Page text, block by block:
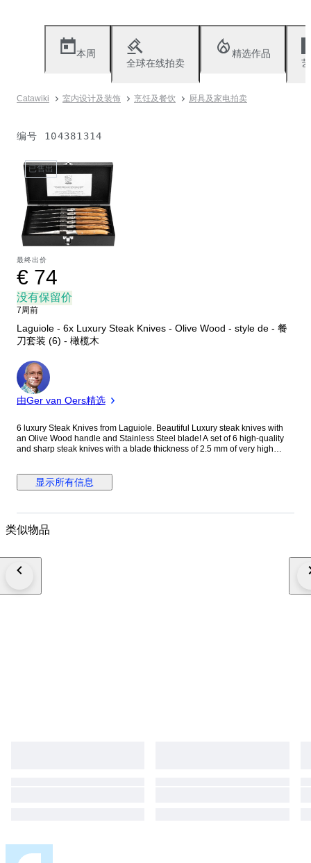
本周
全球在线拍卖
精选作品
Catawiki 室内设计及装饰 烹饪及餐饮 厨具及家电拍卖
编号 104381314
已售出
最终出价
€ 74
没有保留价
7周前
Laguiole - 6x Luxury Steak Knives - Olive Wood - style de - 餐
刀套装 (6) - 橄榄木
专
家
由Ger van Oers精选
6 luxury Steak Knives from Laguiole. Beautiful Luxury steak knives with
an Olive Wood handle and Stainless Steel blade! A set of 6 high-quality
and sharp steak knives with a blade thickness of 2.5 mm of very high
Each knife has a protective cover! Object: 6 Luxury Rose Wood steak
knives from Laguiole Documentation: Certificate of Authentication.
steel). Material Handle: Olive wood. Blade length: 12.5 cm. Origin: France
(beside a brand name) a specific shape of a knife. The Laguiole knife is a
Photo's are part of the description. The object will be packed carefully, and
Shipping.
显示所有信息
类似物品